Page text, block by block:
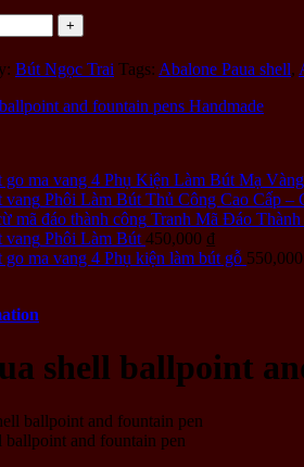
Bút Ngọc Trai Tags: Abalone Paua shell,
Phụ Kiện Làm Bút Mạ
Phôi Làm Bút Thủ Công Cao Cấp
Tranh Mã Đáo
Phôi Làm Bút 450,000 ₫
Phụ kiện làm bút gỗ 550,000
shell ballpoint
ballpoint and fountain pen